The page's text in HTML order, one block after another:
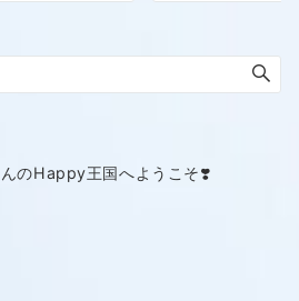
のHappy王国へようこそ❣️